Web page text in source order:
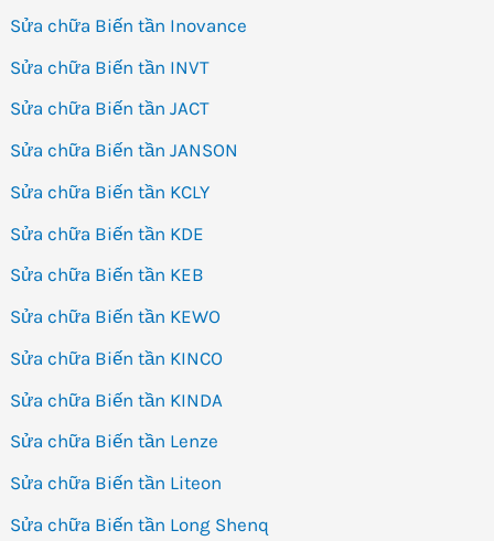
Sửa chữa Biến tần Inovance
Sửa chữa Biến tần INVT
Sửa chữa Biến tần JACT
Sửa chữa Biến tần JANSON
Sửa chữa Biến tần KCLY
Sửa chữa Biến tần KDE
Sửa chữa Biến tần KEB
Sửa chữa Biến tần KEWO
Sửa chữa Biến tần KINCO
Sửa chữa Biến tần KINDA
Sửa chữa Biến tần Lenze
Sửa chữa Biến tần Liteon
Sửa chữa Biến tần Long Shenq